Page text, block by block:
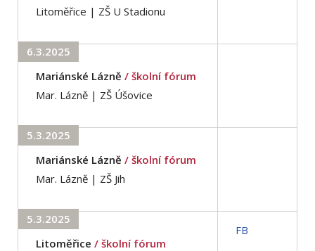
Litoměřice | ZŠ U Stadionu
6.3.2025
Mariánské Lázně / školní fórum
Mar. Lázně | ZŠ Úšovice
5.3.2025
Mariánské Lázně / školní fórum
Mar. Lázně | ZŠ Jih
5.3.2025
Litoměřice / školní fórum
FB